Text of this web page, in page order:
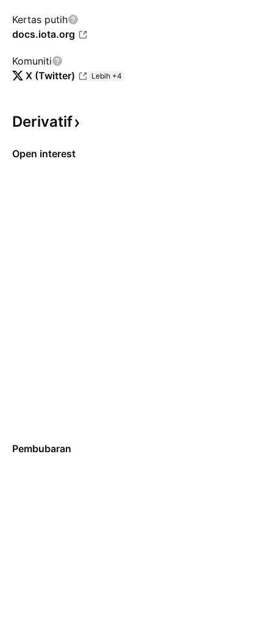
Kertas putih
docs.iota.org
Komuniti
X (Twitter)
Lebih +4
Derivatif
Open interest
Pembubaran